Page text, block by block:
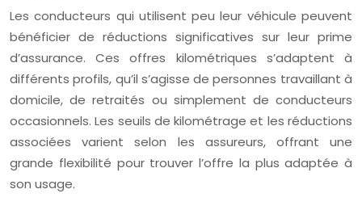
Les conducteurs qui utilisent peu leur véhicule peuvent
bénéficier de réductions significatives sur leur prime
d’assurance. Ces offres kilométriques s’adaptent à
différents profils, qu’il s’agisse de personnes travaillant à
domicile, de retraités ou simplement de conducteurs
occasionnels. Les seuils de kilométrage et les réductions
associées varient selon les assureurs, offrant une
grande flexibilité pour trouver l’offre la plus adaptée à
son usage.